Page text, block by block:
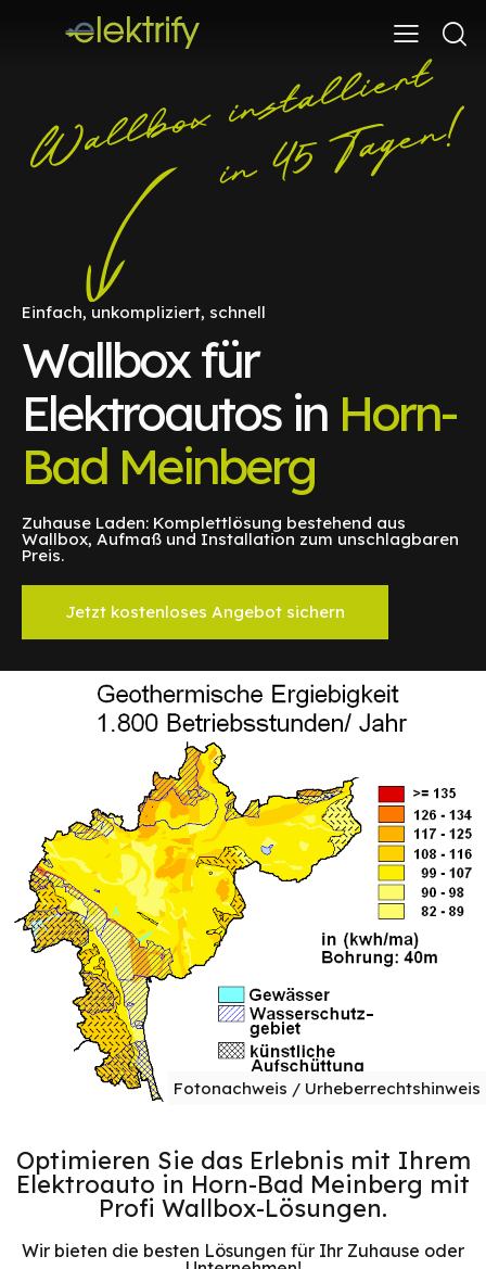
Einfach, unkompliziert, schnell
Wallbox für
Elektroautos in Horn-
Bad Meinberg
Zuhause Laden: Komplettlösung bestehend aus
Wallbox, Aufmaß und Installation zum unschlagbaren
Preis.
Jetzt kostenloses Angebot sichern
Fotonachweis / Urheberrechtshinweis
Optimieren Sie das Erlebnis mit Ihrem
Elektroauto in Horn-Bad Meinberg mit
Profi Wallbox-Lösungen.
Wir bieten die besten Lösungen für Ihr Zuhause oder